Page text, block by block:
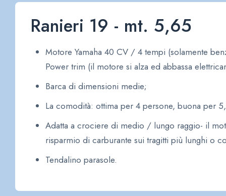
Ranieri 19 - mt. 5,65
Motore Yamaha 40 CV / 4 tempi (solamente
Power trim (il motore si alza ed abbassa
Barca di dimensioni medie;
La comodità: ottima per 4 persone, buona per
Adatta a crociere di medio / lungo raggio- il
risparmio di carburante sui tragitti più lunghi o
Tendalino parasole.